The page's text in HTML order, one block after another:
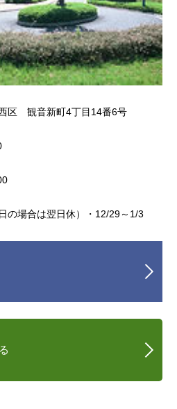
区 観音新町4丁目14番6号
の場合は翌日休）・12/29～1/3